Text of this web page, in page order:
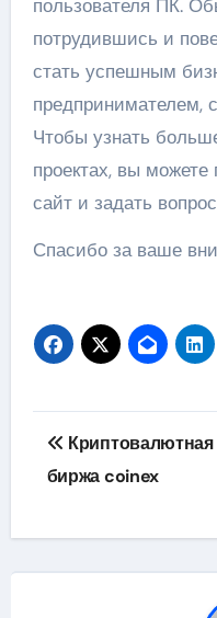
пользователя ПК.
потрудившись и
стать успешным
предпринимателем,
Чтобы узнать
проектах, вы
сайт и задать
Спасибо за ваше
Навигация
по
Криптовалютная
биржа coinex